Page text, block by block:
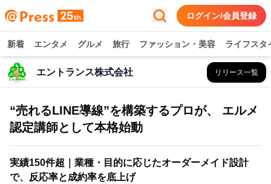
ログイン/会員登録
新着 エンタメ グルメ 旅行 ファッション・美容 ライフスタ
エントランス株式会社 リリース一覧
“売れるLINE導線”を構築するプロが、 エルメ
認定講師として本格始動
実績150件超｜業種・目的に応じたオーダーメイド設計
で、反応率と成約率を底上げ